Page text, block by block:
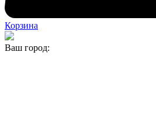
Корзина
Ваш город: